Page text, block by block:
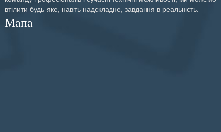
втілити будь-яке, навіть надскладне, завдання в реальність.
Мапа